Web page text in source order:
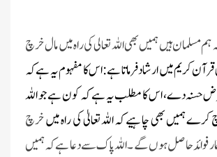
ہم مسلمان ہیں ہمیں بھی اللہ تعالی کی راہ میں مال خرچ
قرآن کریم میں ارشاد فرماتا ہے: اس کا مفہوم یہ ہے کہ
حسنہ دے، اس کا مطلب یہ ہے کہ کون ہے جو اللہ
ہمیں بھی چاہیے کہ اللہ تعالیٰ کی راہ میںخرچ
حاصل ہوں گے ۔ اللہ پاک سے دعا ہے کہ ہمیں